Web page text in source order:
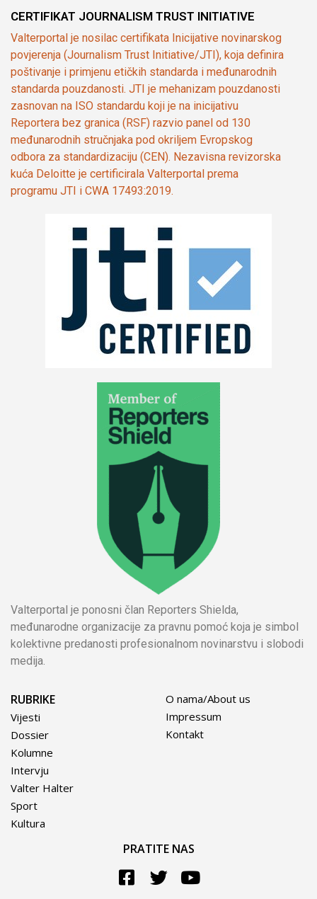
CERTIFIKAT JOURNALISM TRUST INITIATIVE
Valterportal je nosilac certifikata Inicijative novinarskog
povjerenja (Journalism Trust Initiative/JTI), koja definira
poštivanje i primjenu etičkih standarda i međunarodnih
standarda pouzdanosti. JTI je mehanizam pouzdanosti
zasnovan na ISO standardu koji je na inicijativu
Reportera bez granica (RSF) razvio panel od 130
međunarodnih stručnjaka pod okriljem Evropskog
odbora za standardizaciju (CEN). Nezavisna revizorska
kuća Deloitte je certificirala Valterportal prema
programu JTI i CWA 17493:2019.
Valterportal je ponosni član Reporters Shielda,
međunarodne organizacije za pravnu pomoć koja je simbol
kolektivne predanosti profesionalnom novinarstvu i slobodi
medija.
RUBRIKE
Vijesti
Dossier
Kolumne
Intervju
Valter Halter
Sport
Kultura
O nama/About us
Impressum
Kontakt
PRATITE NAS